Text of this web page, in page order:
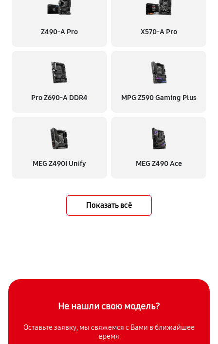
Z490-A Pro X570-A Pro
Pro Z690-A DDR4 MPG Z590 Gaming Plus
MEG Z490I Unify MEG Z490 Ace
Показать всё
Не нашли свою модель?
Оставьте заявку, мы свяжемся с Вами в ближайшее
время